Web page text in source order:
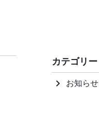
カテゴリー
keyboard_arrow_right お知らせ